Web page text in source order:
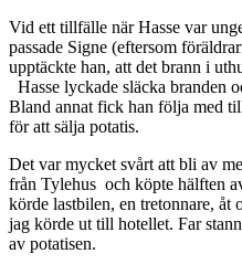
Vid ett tillfälle när Hasse var
passade Signe (eftersom
upptäckte han, att det brann i
Hasse lyckade släcka branden
Bland annat fick han följa med
för att sälja potatis.
Det var mycket svårt att bli av
från Tylehus och köpte hälften
körde lastbilen, en tretonnare,
jag körde ut till hotellet. Far
av potatisen.